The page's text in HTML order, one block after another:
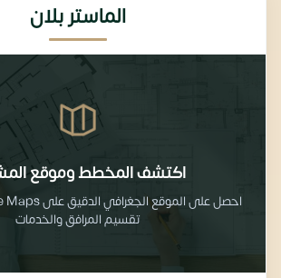
الماستر بلان
اكتشف المخطط وموقع
تقسيم المرافق والخدمات